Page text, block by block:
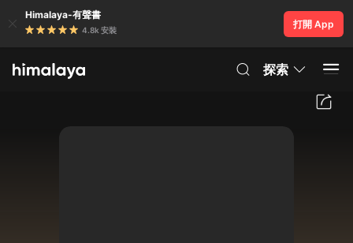
Himalaya-有聲書
4.8k 安裝
打開 App
探索